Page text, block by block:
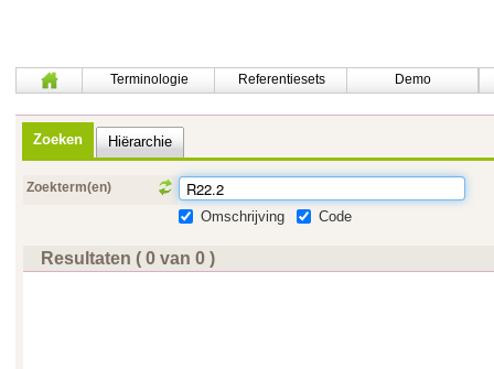
Terminologie Referentiesets Demo
Zoeken Hiërarchie
Zoekterm(en)
Omschrijving Code
Resultaten ( 0 van 0 )